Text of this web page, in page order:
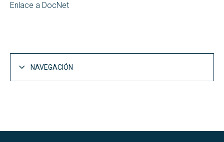
Enlace a DocNet
NAVEGACIÓN